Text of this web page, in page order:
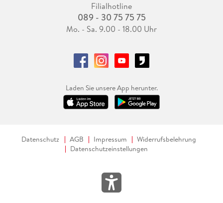
Filialhotline
089 - 30 75 75 75
Mo. - Sa. 9.00 - 18.00 Uhr
Laden Sie unsere App herunter.
Datenschutz AGB Impressum
Widerrufsbelehrung
Datenschutzeinstellungen